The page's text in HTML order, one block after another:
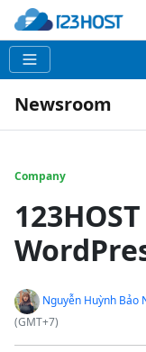
Newsroom
Company
Nguyễn Huỳnh Bảo
(GMT+7)